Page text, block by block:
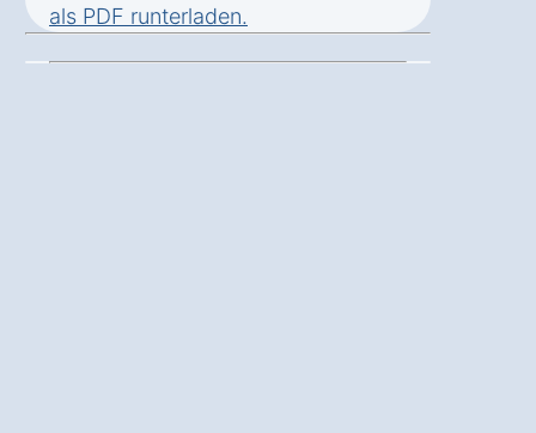
als PDF runterladen.